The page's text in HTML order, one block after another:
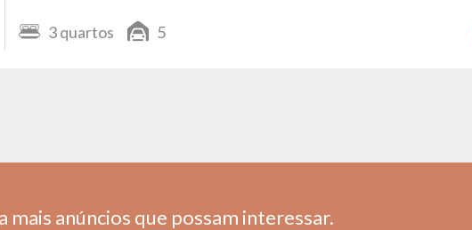
3quartos 5
mais anúncios que possam interessar.